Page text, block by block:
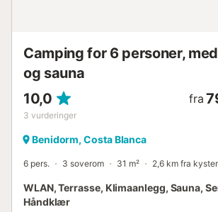
Camping for 6 personer,
og sauna
10,0
3 vurderinger
fra
Benidorm, Costa Blanca
6 pers. 3 soverom 31 m² 2,6 km fra
WLAN, Terrasse, Klimaanlegg, Sauna,
Håndklær